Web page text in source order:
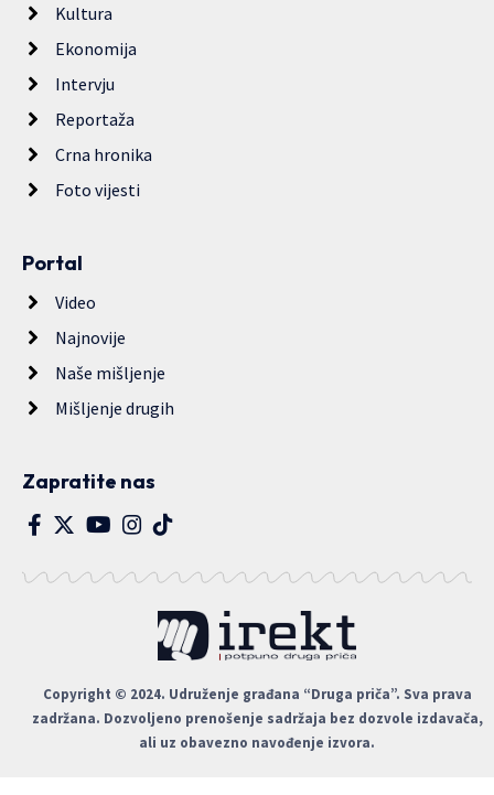
Kultura
Ekonomija
Intervju
Reportaža
Crna hronika
Foto vijesti
Portal
Video
Najnovije
Naše mišljenje
Mišljenje drugih
Zapratite nas
Copyright © 2024. Udruženje građana “Druga priča”. Sva prava
zadržana. Dozvoljeno prenošenje sadržaja bez dozvole izdavača,
ali uz obavezno navođenje izvora.